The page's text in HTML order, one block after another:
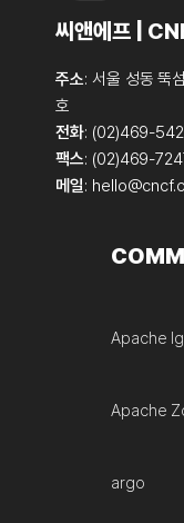
씨앤에프 |
주소: 서울 성동 뚝
호
전화: (02)469-
팩스: (02)469-
메일:
Apache
Apache
argo